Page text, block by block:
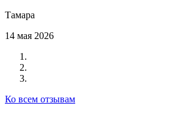
Тамара
14 мая 2026
Ко всем отзывам